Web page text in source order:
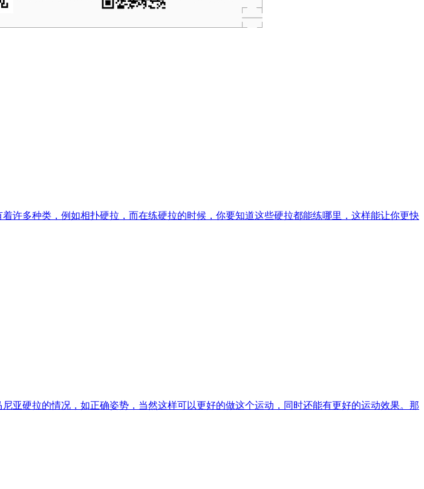
许多种类，例如相扑硬拉，而在练硬拉的时候，你要知道这些硬拉都能练哪里，这样能让你更快
亚硬拉的情况，如正确姿势，当然这样可以更好的做这个运动，同时还能有更好的运动效果。那